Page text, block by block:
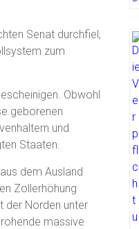
Senat durchfiel,
zum
Obwohl
geborenen
und
Staaten.
dem Ausland
Zollerhöhung
der Norden unter
massive